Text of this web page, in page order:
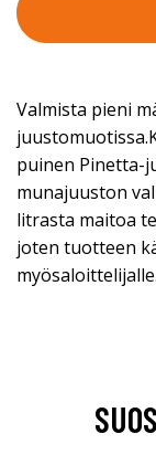
Valmista pieni
puinen Pinetta-
munajuuston
litrasta maitoa
joten tuotteen
myösaloittelijalle.